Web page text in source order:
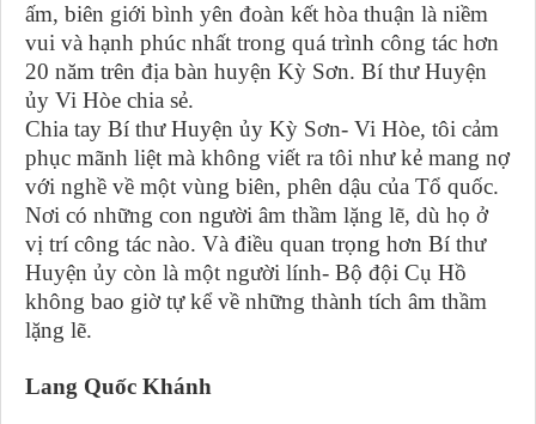
ấm, biên giới bình yên đoàn kết hòa thuận là niềm
vui và hạnh phúc nhất trong quá trình công tác hơn
20 năm trên địa bàn huyện Kỳ Sơn. Bí thư Huyện
ủy Vi Hòe chia sẻ.
Chia tay Bí thư Huyện ủy Kỳ Sơn- Vi Hòe, tôi cảm
phục mãnh liệt mà không viết ra tôi như kẻ mang nợ
với nghề về một vùng biên, phên dậu của Tổ quốc.
Nơi có những con người âm thầm lặng lẽ, dù họ ở
vị trí công tác nào. Và điều quan trọng hơn Bí thư
Huyện ủy còn là một người lính- Bộ đội Cụ Hồ
không bao giờ tự kể về những thành tích âm thầm
lặng lẽ.
Lang Quốc Khánh